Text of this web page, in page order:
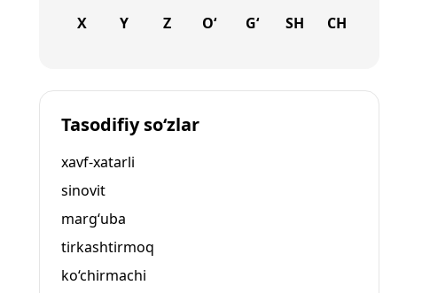
X Y Z O‘ G‘ SH CH
Tasodifiy so‘zlar
xavf-xatarli
sinovit
marg‘uba
tirkashtirmoq
ko‘chirmachi